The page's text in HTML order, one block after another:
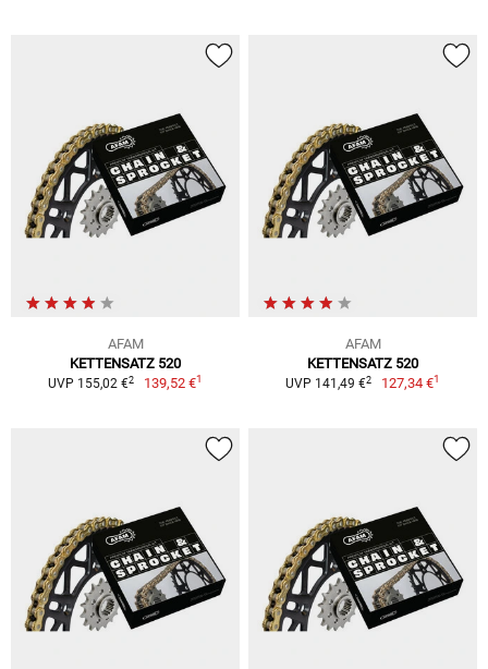
AFAM
KETTENSATZ 520
UVP 155,02 €2 139,52 €1
AFAM
KETTENSATZ 520
UVP 141,49 €2 127,34 €1